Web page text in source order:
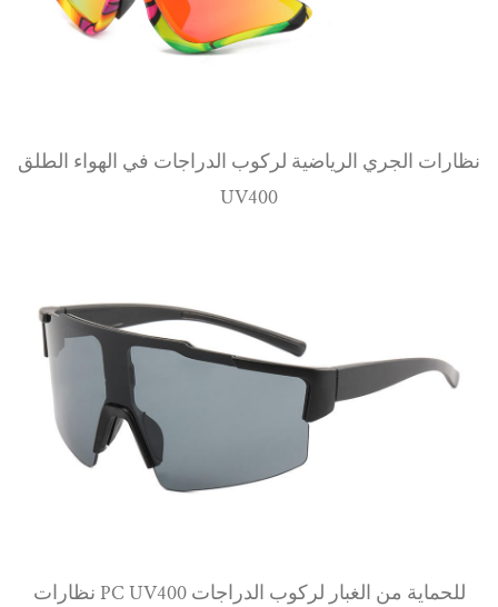
نظارات الجري الرياضية لركوب الدراجات في الهواء الطلق
UV400
نظارات PC UV400 للحماية من الغبار لركوب الدراجات